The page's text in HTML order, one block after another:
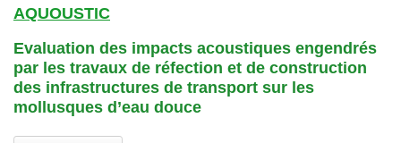
AQUOUSTIC
Evaluation des impacts acoustiques engendrés
par les travaux de réfection et de construction
des infrastructures de transport sur les
mollusques d’eau douce